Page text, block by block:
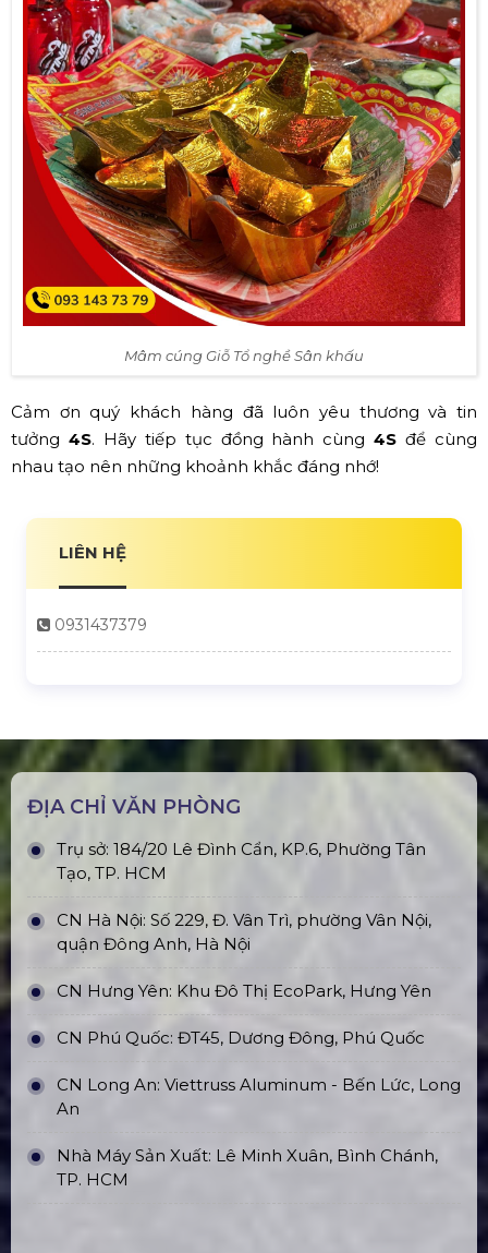
Mâm cúng Giỗ Tổ nghề Sân khấu
Cảm ơn quý khách hàng đã luôn yêu thương và tin
tưởng 4S. Hãy tiếp tục đồng hành cùng4S để cùng
nhau tạo nên những khoảnh khắc đáng nhớ!
LIÊN HỆ
0931437379
ĐỊA CHỈ VĂN PHÒNG
Trụ sở: 184/20 Lê Đình Cẩn, KP.6, Phường Tân
Tạo, TP. HCM
CN Hà Nội: Số 229, Đ. Vân Trì, phường Vân Nội,
quận Đông Anh, Hà Nội
CN Hưng Yên: Khu Đô Thị EcoPark, Hưng Yên
CN Phú Quốc: ĐT45, Dương Đông, Phú Quốc
CN Long An: Viettruss Aluminum - Bến Lức, Long
An
Nhà Máy Sản Xuất: Lê Minh Xuân, Bình Chánh,
TP. HCM